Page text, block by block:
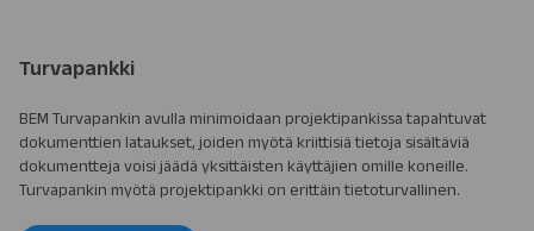
Turvapankki
BEM Turvapankin avulla minimoidaan projektipankissa tapahtuvat
dokumenttien lataukset, joiden myötä kriittisiä tietoja sisältäviä
dokumentteja voisi jäädä yksittäisten käyttäjien omille koneille.
Turvapankin myötä projektipankki on erittäin tietoturvallinen.